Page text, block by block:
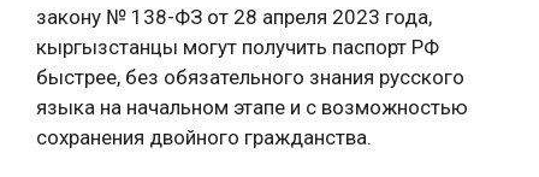
закону № 138-ФЗ от 28 апреля 2023 года,
кыргызстанцы могут получить паспорт РФ
быстрее, без обязательного знания русского
языка на начальном этапе и с возможностью
сохранения двойного гражданства.